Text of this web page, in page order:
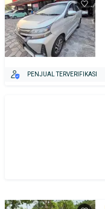
PENJUAL TERVERIFIKASI